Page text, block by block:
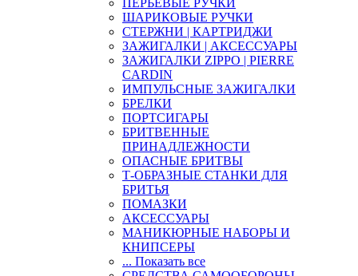
ПЕРЬЕВЫЕ РУЧКИ
ШАРИКОВЫЕ РУЧКИ
СТЕРЖНИ | КАРТРИДЖИ
ЗАЖИГАЛКИ | АКСЕССУАРЫ
ЗАЖИГАЛКИ ZIPPO | PIERRE
CARDIN
ИМПУЛЬСНЫЕ ЗАЖИГАЛКИ
БРЕЛКИ
ПОРТСИГАРЫ
БРИТВЕННЫЕ
ПРИНАДЛЕЖНОСТИ
ОПАСНЫЕ БРИТВЫ
Т-ОБРАЗНЫЕ СТАНКИ ДЛЯ
БРИТЬЯ
ПОМАЗКИ
АКСЕССУАРЫ
МАНИКЮРНЫЕ НАБОРЫ И
КНИПСЕРЫ
... Показать все